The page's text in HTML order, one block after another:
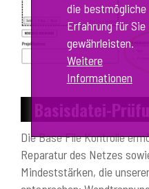
Basisdatei-
Die Base File Kontrolle
Reparatur des Netzes
Mindeststärken, die
die bestmögliche
Erfahrung für Sie
gewährleisten.
Weitere
Informationen